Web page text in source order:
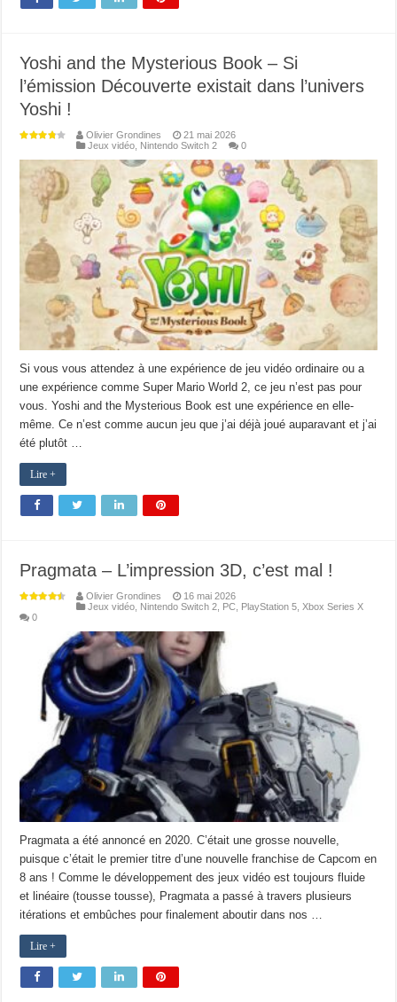
Yoshi and the Mysterious Book – Si
l’émission Découverte existait dans l’univers
Yoshi !
Olivier Grondines
21 mai 2026
Jeux vidéo, Nintendo Switch 2 0
Si vous vous attendez à une expérience de jeu vidéo ordinaire ou a
une expérience comme Super Mario World 2, ce jeu n’est pas pour
vous. Yoshi and the Mysterious Book est une expérience en elle-
même. Ce n’est comme aucun jeu que j’ai déjà joué auparavant et j’ai
été plutôt …
Lire +
Pragmata – L’impression 3D, c’est mal !
Olivier Grondines
16 mai 2026
Jeux vidéo Nintendo Switch 2 PC PlayStation 5 ,Xbox Series X
0
Pragmata a été annoncé en 2020. C’était une grosse nouvelle,
puisque c’était le premier titre d’une nouvelle franchise de Capcom en
8 ans ! Comme le développement des jeux vidéo est toujours fluide
et linéaire (tousse tousse), Pragmata a passé à travers plusieurs
itérations et embûches pour finalement aboutir dans nos …
Lire +